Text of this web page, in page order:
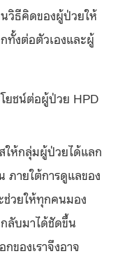
วิธีคิดของผู้ป่วยให้
ทั้งต่อตัวเองและผู้
ยชน์ต่อผู้ป่วย HPD
ให้กลุ่มผู้ป่วยได้แลก
ภายใต้การดูแลของ
วยให้ทุกคนมอง
ลับมาได้ชัดขึ้น
ของเราจึงอาจ